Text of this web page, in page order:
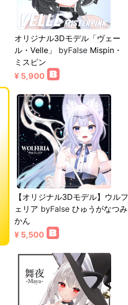
オリジナル3Dモデル「ヴェー
ル・Velle」
byFalse Mispin・
ミスピン
¥ 5,900
【オリジナル3Dモデル】ウルフ
ェリア byFalse ひゅうがなつみ
かん
¥ 5,500